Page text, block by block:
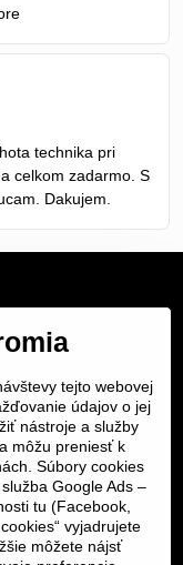
technika pri
celkom zadarmo. S
Dakujem.
tejto webovej
údajov o jej
nástroje a služby
môžu preniesť k
Súbory cookies
Google Ads –
tu (Facebook,
vyjadrujete
môžete nájsť